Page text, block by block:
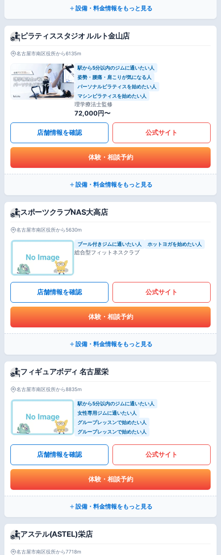
設備・料金情報をもっと見る
ピラティススタジオ ルルト金山店
名古屋市南区役所から6135m
駅から5分以内のジムに通いたい人
姿勢・腰痛・肩こりが気になる人
パーソナルピラティスを始めたい人
マシンピラティスを始めたい人
理学療法士監修
72,000円〜
店舗情報を確認 公式サイト
体験・相談予約
設備・料金情報をもっと見る
スポーツクラブNAS大高店
名古屋市南区役所から5630m
プール付きジムに通いたい人 ホットヨガを始めたい人
総合型フィットネスクラブ
店舗情報を確認 公式サイト
体験・相談予約
設備・料金情報をもっと見る
フィギュアボディ 名古屋栄
名古屋市南区役所から8835m
駅から5分以内のジムに通いたい人
女性専用ジムに通いたい人
グループレッスンで始めたい人
グループレッスンで始めたい人
店舗情報を確認 公式サイト
体験・相談予約
設備・料金情報をもっと見る
アステル(ASTEL)栄店
名古屋市南区役所から7718m